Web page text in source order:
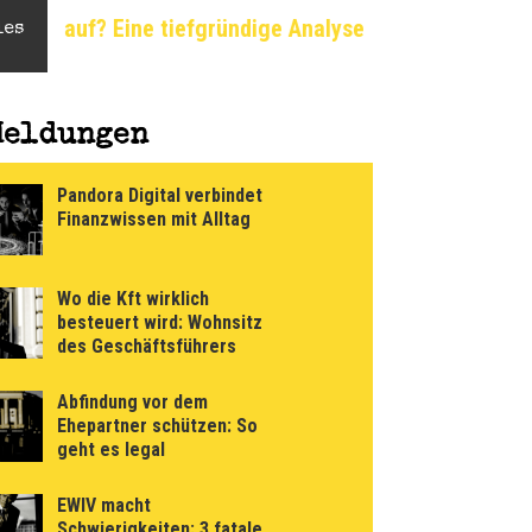
Analyse Flache Erde: Eine
Pandora Digital verbindet
Finanzwissen mit Alltag
Wo die Kft wirklich
besteuert wird: Wohnsitz
des Geschäftsführers
Abfindung vor dem
Ehepartner schützen: So
geht es legal
EWIV macht